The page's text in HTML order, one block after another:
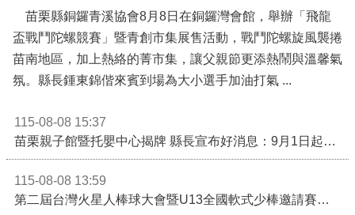
苗栗縣銅鑼青溪協會8月8日在銅鑼灣會館，舉辦「飛龍
盃戰鬥陀螺競賽」暨青創市集展售活動，戰鬥陀螺旋風襲捲
苗南地區，加上熱絡的菁市集，讓父親節更添熱鬧與溫馨氣
氛。縣長鍾東錦偕來賓到場為大小選手加油打氣 ...
115-08-08 15:37
苗栗親子館暨托嬰中心揭牌 縣長宣布好消息：9月1日起調降臨時托嬰費用
115-08-08 13:59
第二屆台灣火星人棒球大會暨U13全國軟式少棒邀請賽在苗栗舉辦